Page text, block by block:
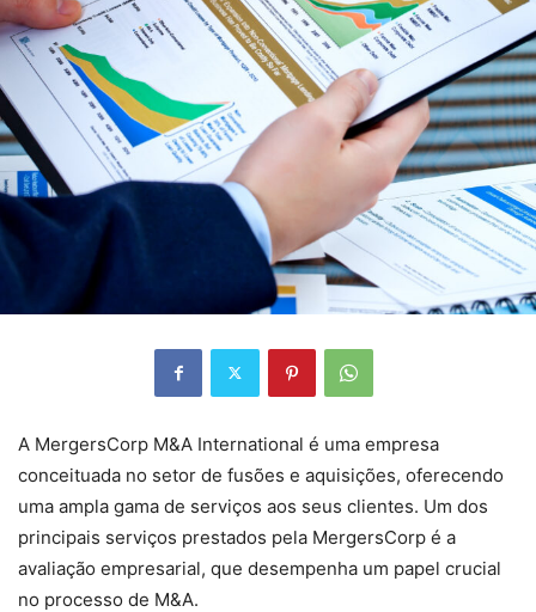
A MergersCorp M&A International é uma empresa
conceituada no setor de fusões e aquisições, oferecendo
uma ampla gama de serviços aos seus clientes. Um dos
principais serviços prestados pela MergersCorp é a
avaliação empresarial, que desempenha um papel crucial
no processo de M&A.